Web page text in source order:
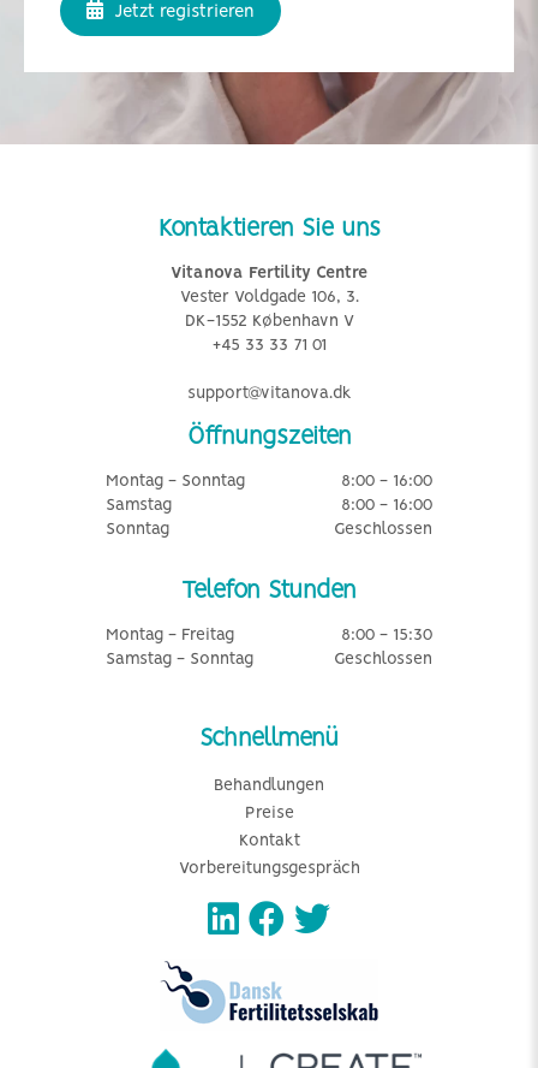
Jetzt registrieren
Kontaktieren Sie uns
Vitanova Fertility Centre
Vester Voldgade 106, 3.
DK-1552 København V
+45 33 33 71 01
support@vitanova.dk
Öffnungszeiten
Montag - Sonntag
8:00 - 16:00
Samstag
8:00 - 16:00
Sonntag
Geschlossen
Telefon Stunden
Montag - Freitag
8:00 - 15:30
Samstag - Sonntag
Geschlossen
Schnellmenü
Behandlungen
Preise
Kontakt
Vorbereitungsgespräch